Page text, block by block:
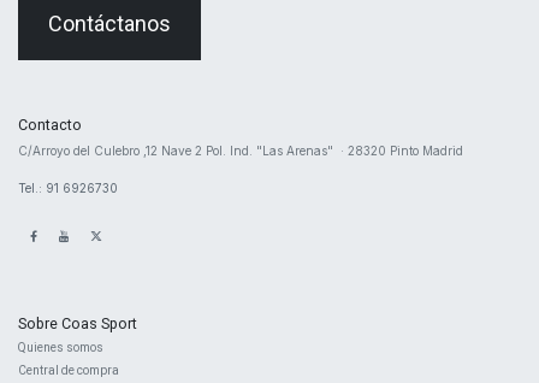
Contáctanos
Contacto
​C/Arroyo del Culebro ,12 Nave 2 ​Pol. Ind. "Las Arenas" · 28320 Pinto Madrid
Tel.: 91 6926730
Sobre Coas Sport
Quienes ​somos
Central de compra